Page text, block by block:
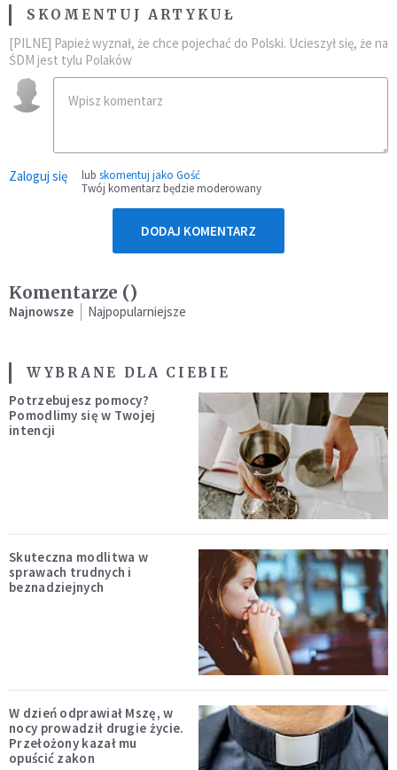
SKOMENTUJ ARTYKUŁ
[PILNE] Papież wyznał, że chce pojechać do Polski. Ucieszył się, że na
ŚDM jest tylu Polaków
Zaloguj się lub skomentuj jako Gość
Twój komentarz będzie moderowany
DODAJ KOMENTARZ
Komentarze ()
Najnowsze Najpopularniejsze
WYBRANE DLA CIEBIE
Potrzebujesz pomocy?
Pomodlimy się w Twojej
intencji
Skuteczna modlitwa w
sprawach trudnych i
beznadziejnych
W dzień odprawiał Mszę, w
nocy prowadził drugie życie.
Przełożony kazał mu
opuścić zakon